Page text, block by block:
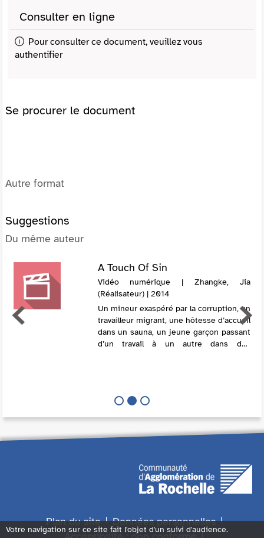
Consulter en ligne
Pour consulter ce document, veuillez vous
authentifier
Se procurer le document
Autre format
Suggestions
Du même auteur
A Touch Of Sin
Vidéo numérique | Zhangke, Jia
(Réalisateur) | 2014
Un mineur exaspéré par la corruption, un
travailleur migrant, une hôtesse d’accueil
dans un sauna, un jeune garçon passant
d’un travail à un autre dans des
Plan du site
Données personnelles
Votre navigation sur ce site fait l'objet d'un suivi d'audience.